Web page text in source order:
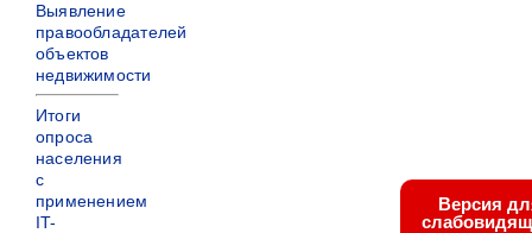
Выявление
правообладателей
объектов
недвижимости
Итоги
опроса
населения
с
применением
IT-
Версия